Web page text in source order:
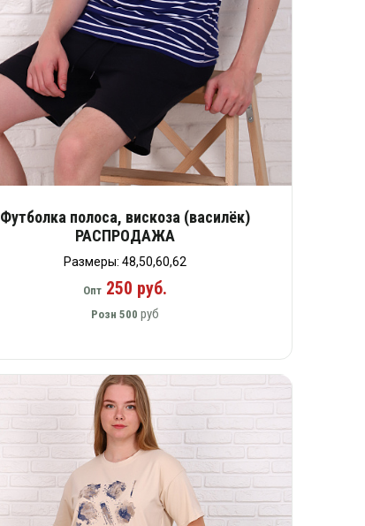
Футболка полоса, вискоза (василёк)
РАСПРОДАЖА
Размеры: 48,50,60,62
Опт250 руб.
Розн 500 руб